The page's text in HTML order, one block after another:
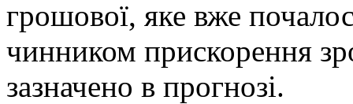
грошової, яке вже
чинником прискорення
зазначено в прогнозі.